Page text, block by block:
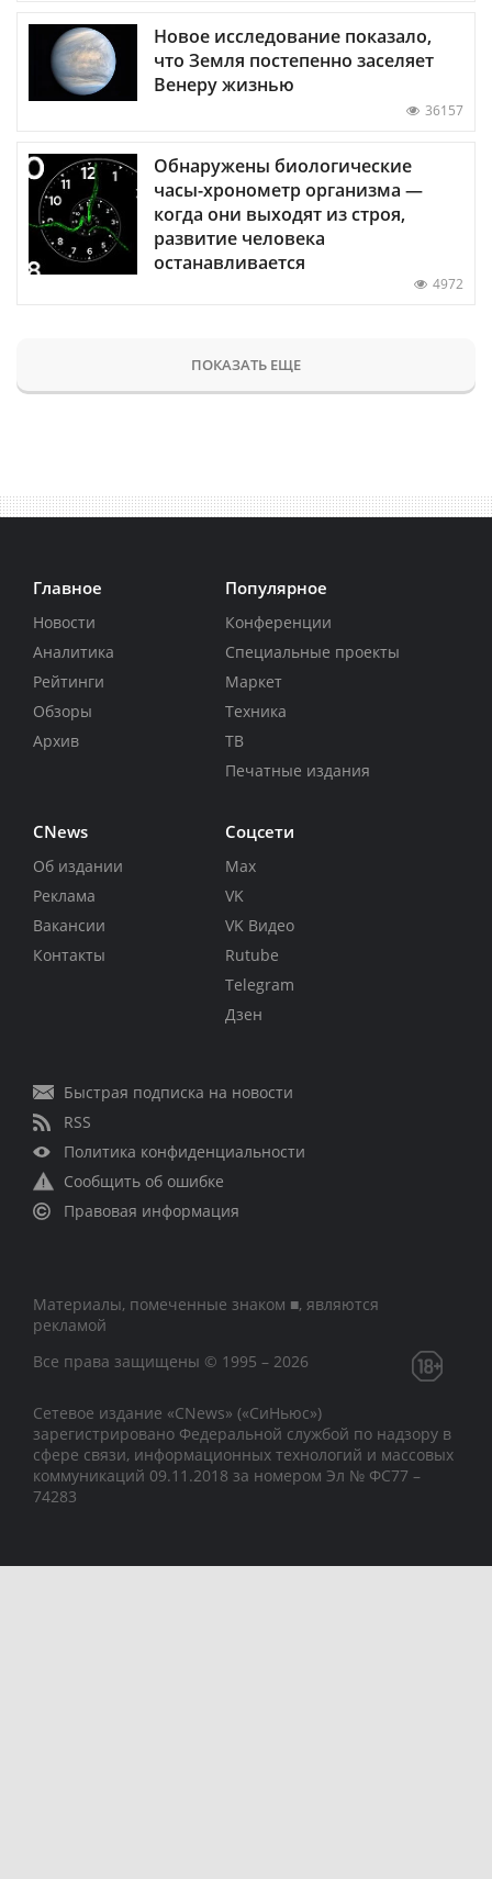
Новое исследование показало,
что Земля постепенно заселяет
Венеру жизнью
36157
Обнаружены биологические
часы-хронометр организма —
когда они выходят из строя,
развитие человека
останавливается
4972
ПОКАЗАТЬ ЕЩЕ
Главное
Новости
Аналитика
Рейтинги
Обзоры
Архив
Популярное
Конференции
Специальные проекты
Маркет
Техника
ТВ
Печатные издания
CNews
Об издании
Реклама
Вакансии
Контакты
Соцсети
Max
VK
VK Видео
Rutube
Telegram
Дзен
Быстрая подписка на новости
RSS
Политика конфиденциальности
Сообщить об ошибке
Правовая информация
Материалы, помеченные знаком ■, являются
рекламой
Все права защищены © 1995 – 2026
Сетевое издание «CNews» («СиНьюс»)
зарегистрировано Федеральной службой по надзору в
сфере связи, информационных технологий и массовых
коммуникаций 09.11.2018 за номером Эл № ФС77 –
74283